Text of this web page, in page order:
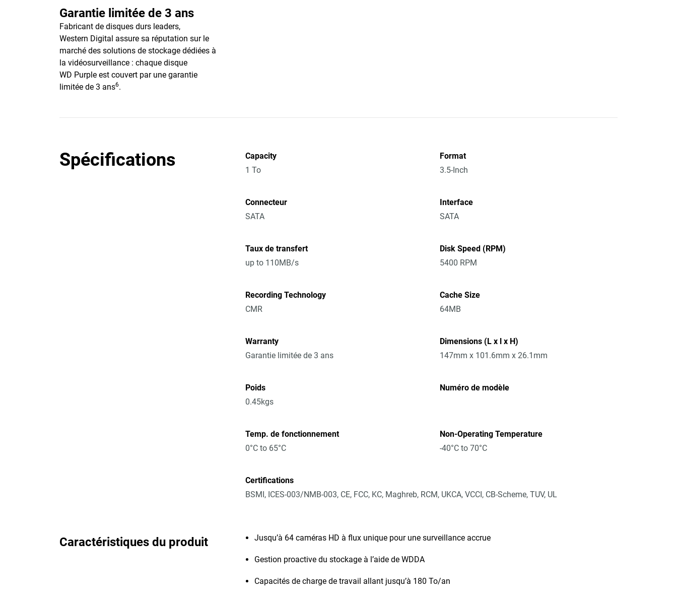
Garantie limitée de 3 ans
Fabricant de disques durs leaders,
Western Digital assure sa réputation sur le
marché des solutions de stockage dédiées à
la vidéosurveillance : chaque disque
WD Purple est couvert par une garantie
limitée de 3 ans6.
Spécifications
Capacity
1 To
Format
3.5-Inch
Connecteur
SATA
Interface
SATA
Taux de transfert
up to 110MB/s
Disk Speed (RPM)
5400 RPM
Recording Technology
CMR
Cache Size
64MB
Warranty
Garantie limitée de 3 ans
Dimensions (L x l x H)
147mm x 101.6mm x 26.1mm
Poids
0.45kgs
Numéro de modèle
Temp. de fonctionnement
0°C to 65°C
Non-Operating Temperature
-40°C to 70°C
Certifications
BSMI, ICES-003/NMB-003, CE, FCC, KC, Maghreb, RCM, UKCA, VCCI, CB-Scheme, TUV, UL
Caractéristiques du produit Jusqu’à 64 caméras HD à flux unique pour une surveillance accrue
Gestion proactive du stockage à l’aide de WDDA
Capacités de charge de travail allant jusqu’à 180 To/an